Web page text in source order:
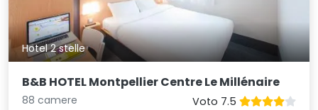
Hotel 2 stelle
B&B HOTEL Montpellier Centre Le Millénaire
88 camere
Voto 7.5